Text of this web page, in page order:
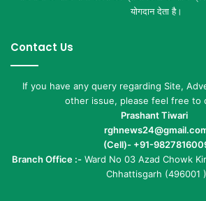
योगदान देता है।
Contact Us
If you have any query regarding Site,
other issue, please feel free to
Prashant Tiwari
(Cell)- +91-
Branch Office :- Ward No 03 Azad Chowk
Chhattisgarh (496001 )